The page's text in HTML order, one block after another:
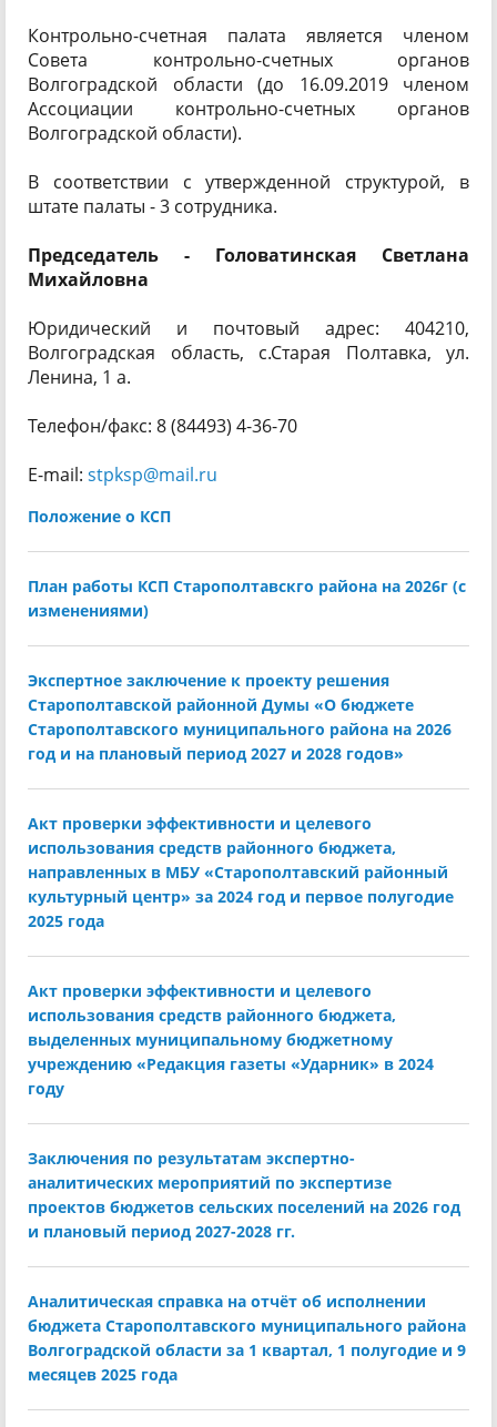
Контрольно-счетная палата является членом
Совета контрольно-счетных органов
Волгоградской области (до 16.09.2019 членом
Ассоциации контрольно-счетных органов
Волгоградской области).
В соответствии с утвержденной структурой, в
штате палаты - 3 сотрудника.
Председатель -
Головатинская Светлана
Михайловна
Юридический и почтовый адрес: 404210,
Волгоградская область, с.Старая Полтавка, ул.
Ленина, 1 а.
Телефон/факс: 8 (84493) 4-36-70
E-mail: stpksp@mail.ru
Положение о КСП
План работы КСП Старополтавскго района на 2026г (с
изменениями)
Экспертное заключение к проекту решения
Старополтавской районной Думы «О бюджете
Старополтавского муниципального района на 2026
год и на плановый период 2027 и 2028 годов»
Акт проверки эффективности и целевого
использования средств районного бюджета,
направленных в МБУ «Старополтавский районный
культурный центр» за 2024 год и первое полугодие
2025 года
Акт проверки эффективности и целевого
использования средств районного бюджета,
выделенных муниципальному бюджетному
учреждению «Редакция газеты «Ударник» в 2024
году
Заключения по результатам экспертно-
аналитических мероприятий по экспертизе
проектов бюджетов сельских поселений на 2026 год
и плановый период 2027-2028 гг.
Аналитическая справка на отчёт об исполнении
бюджета Старополтавского муниципального района
Волгоградской области за 1 квартал, 1 полугодие и 9
месяцев 2025 года